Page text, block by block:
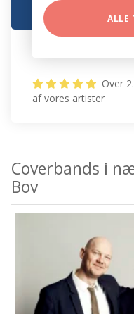
ALLE
Over
af vores artister
Coverbands i
Bov